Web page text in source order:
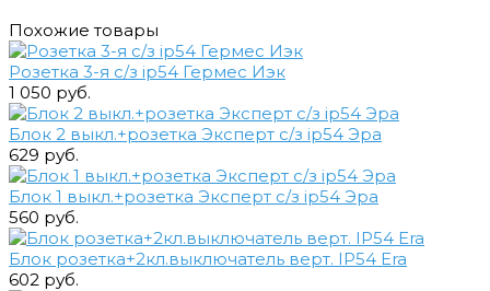
Похожие товары
Розетка 3-я с/з ip54 Гермес Иэк
1 050 руб.
Блок 2 выкл.+розетка Эксперт с/з ip54 Эра
629 руб.
Блок 1 выкл.+розетка Эксперт с/з ip54 Эра
560 руб.
Блок розетка+2кл.выключатель верт. IP54 Era
602 руб.